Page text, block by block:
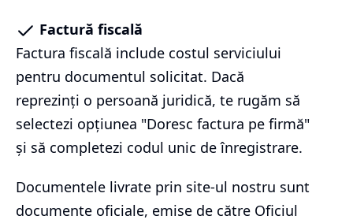
Factură fiscală
Factura fiscală include costul serviciului
pentru documentul solicitat. Dacă
reprezinți o persoană juridică, te rugăm să
selectezi opțiunea "Doresc factura pe firmă"
și să completezi codul unic de înregistrare.
Documentele livrate prin site-ul nostru sunt
documente oficiale, emise de către Oficiul